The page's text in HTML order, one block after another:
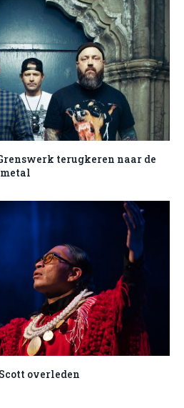
terugkeren naar de
overleden